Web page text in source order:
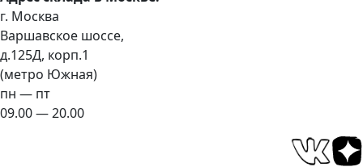
г. Москва
Варшавское шоссе,
д.125Д, корп.1
(метро Южная)
пн — пт
09.00 — 20.00